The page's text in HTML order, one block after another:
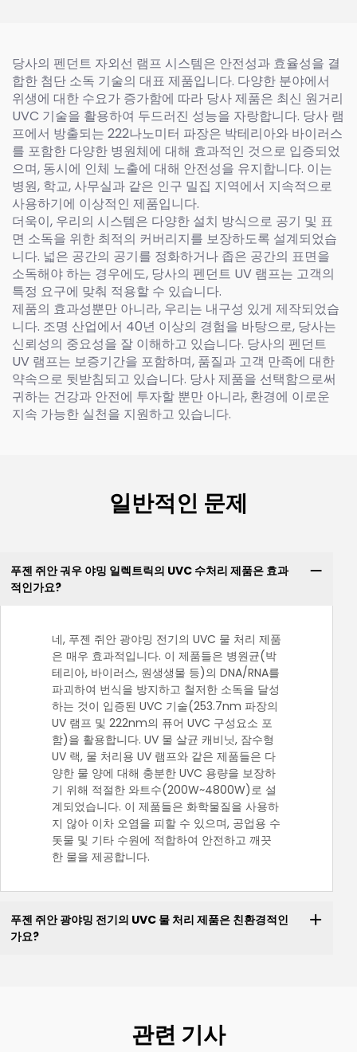
당사의 펜던트 자외선 램프 시스템은 안전성과 효율성을 결
합한 첨단 소독 기술의 대표 제품입니다. 다양한 분야에서
위생에 대한 수요가 증가함에 따라 당사 제품은 최신 원거리
UVC 기술을 활용하여 두드러진 성능을 자랑합니다. 당사 램
프에서 방출되는 222나노미터 파장은 박테리아와 바이러스
를 포함한 다양한 병원체에 대해 효과적인 것으로 입증되었
으며, 동시에 인체 노출에 대해 안전성을 유지합니다. 이는
병원, 학교, 사무실과 같은 인구 밀집 지역에서 지속적으로
사용하기에 이상적인 제품입니다.
더욱이, 우리의 시스템은 다양한 설치 방식으로 공기 및 표
면 소독을 위한 최적의 커버리지를 보장하도록 설계되었습
니다. 넓은 공간의 공기를 정화하거나 좁은 공간의 표면을
소독해야 하는 경우에도, 당사의 펜던트 UV 램프는 고객의
특정 요구에 맞춰 적용할 수 있습니다.
제품의 효과성뿐만 아니라, 우리는 내구성 있게 제작되었습
니다. 조명 산업에서 40년 이상의 경험을 바탕으로, 당사는
신뢰성의 중요성을 잘 이해하고 있습니다. 당사의 펜던트
UV 램프는 보증기간을 포함하며, 품질과 고객 만족에 대한
약속으로 뒷받침되고 있습니다. 당사 제품을 선택함으로써
귀하는 건강과 안전에 투자할 뿐만 아니라, 환경에 이로운
지속 가능한 실천을 지원하고 있습니다.
일반적인 문제
푸젠 쥐안 궈우 야밍 일렉트릭의 UVC 수처리 제품은 효과
적인가요?
네, 푸젠 쥐안 광야밍 전기의 UVC 물 처리 제품
은 매우 효과적입니다. 이 제품들은 병원균(박
테리아, 바이러스, 원생생물 등)의 DNA/RNA를
파괴하여 번식을 방지하고 철저한 소독을 달성
하는 것이 입증된 UVC 기술(253.7nm 파장의
UV 램프 및 222nm의 퓨어 UVC 구성요소 포
함)을 활용합니다. UV 물 살균 캐비닛, 잠수형
UV 랙, 물 처리용 UV 램프와 같은 제품들은 다
양한 물 양에 대해 충분한 UVC 용량을 보장하
기 위해 적절한 와트수(200W~4800W)로 설
계되었습니다. 이 제품들은 화학물질을 사용하
지 않아 이차 오염을 피할 수 있으며, 공업용 수
돗물 및 기타 수원에 적합하여 안전하고 깨끗
한 물을 제공합니다.
푸젠 쥐안 광야밍 전기의 UVC 물 처리 제품은 친환경적인
가요?
관련 기사